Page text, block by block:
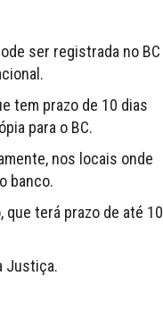
ser registrada no BC
tem prazo de 10 dias
para o BC.
nos locais onde
banco.
terá prazo de até 10
Justiça.